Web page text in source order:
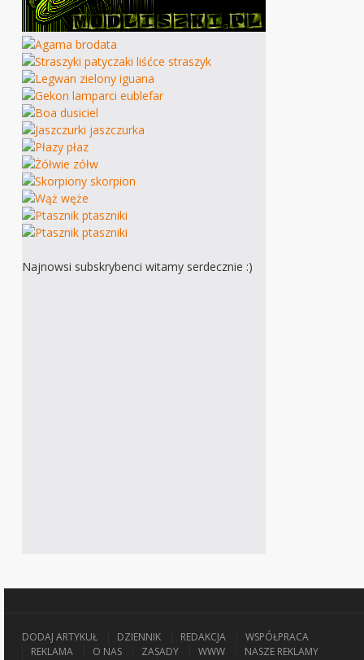
Najnowsi subskrybenci witamy serdecznie :)
DODAJ ARTYKUŁ DZIENNIK REDAKCJA
WSPÓŁPRACA
REKLAMA
O NAS ZASADY WWW
NASZE REKLAMY